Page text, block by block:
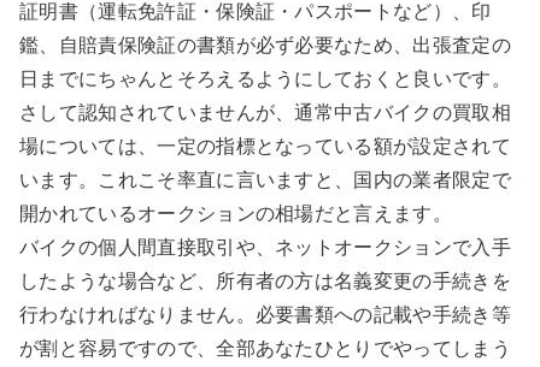
証明書（運転免許証・保険証・パスポートなど）、印
鑑、自賠責保険証の書類が必ず必要なため、出張査定の
日までにちゃんとそろえるようにしておくと良いです。
さして認知されていませんが、通常中古バイクの買取相
場については、一定の指標となっている額が設定されて
います。これこそ率直に言いますと、国内の業者限定で
開かれているオークションの相場だと言えます。
バイクの個人間直接取引や、ネットオークションで入手
したような場合など、所有者の方は名義変更の手続きを
行わなければなりません。必要書類への記載や手続き等
が割と容易ですので、全部あなたひとりでやってしまう